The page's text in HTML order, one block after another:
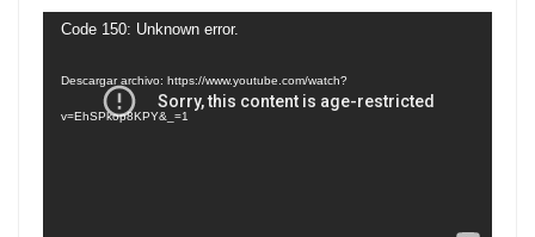
Reproductor
Code 150: Unknown error.
Descargar archivo: https://www.youtube.com/watch?
v=EhSPkop8KPY&_=1